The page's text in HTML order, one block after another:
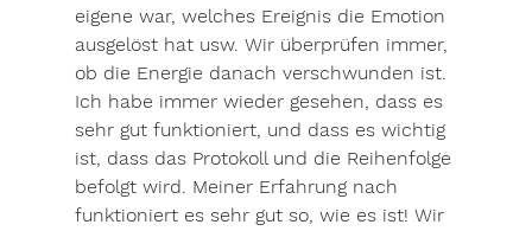
eigene war, welches Ereignis die Emotion
ausgelöst hat usw. Wir überprüfen immer,
ob die Energie danach verschwunden ist.
Ich habe immer wieder gesehen, dass es
sehr gut funktioniert, und dass es wichtig
ist, dass das Protokoll und die Reihenfolge
befolgt wird. Meiner Erfahrung nach
funktioniert es sehr gut so, wie es ist! Wir